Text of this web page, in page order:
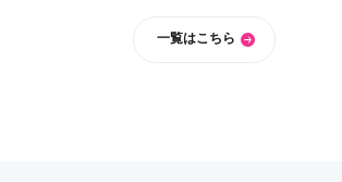
一覧はこちら